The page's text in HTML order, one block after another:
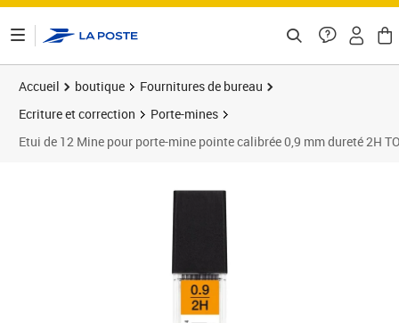
Accueil boutique
Fournitures de bureau
Ecriture et correction
Porte-mines
Etui de 12 Mine pour porte-mine pointe calibrée 0,9 mm dureté 2H